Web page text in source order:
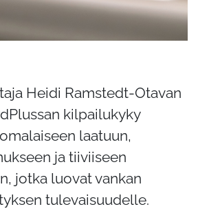
Heidi Ramstedt-Otavan
kilpailukyky
laatuun,
ja tiiviiseen
jotka luovat vankan
tulevaisuudelle.